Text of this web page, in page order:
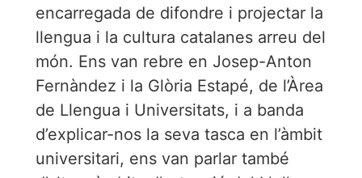
encarregada de difondre i projectar la
llengua i la cultura catalanes arreu del
món. Ens van rebre en Josep-Anton
Fernàndez i la Glòria Estapé, de l’Àrea
de Llengua i Universitats, i a banda
d’explicar-nos la seva tasca en l’àmbit
universitari, ens van parlar també